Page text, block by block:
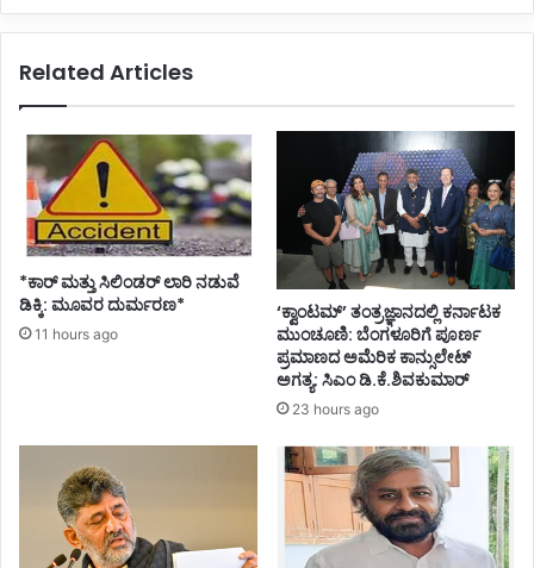
ತ್
ಸಿ
ದ
ಪೊ
ಲೀ
ಸ್
ಸಿ
ಬ್
ಬಂ
ಸಾ
ವೆ
ಗೆ
ಚಾ
ಲ
ನೆ
Related Articles
*ಕಾರ್ ಮತ್ತು ಸಿಲಿಂಡ‌ರ್ ಲಾರಿ ನಡುವೆ
ಡಿಕ್ಕಿ: ಮೂವರ ದುರ್ಮರಣ*
11 hours ago
‘ಕ್ವಾಂಟಮ್’ ತಂತ್ರಜ್ಞಾನದಲ್ಲಿ ಕರ್ನಾಟಕ
ಮುಂಚೂಣಿ: ಬೆಂಗಳೂರಿಗೆ ಪೂರ್ಣ
ಪ್ರಮಾಣದ ಅಮೆರಿಕ ಕಾನ್ಸುಲೇಟ್
ಅಗತ್ಯ: ಸಿಎಂ ಡಿ.ಕೆ.ಶಿವಕುಮಾರ್
23 hours ago